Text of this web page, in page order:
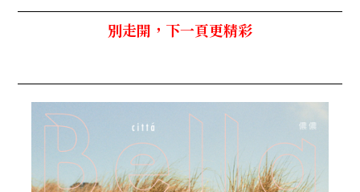
別走開，下一頁更精彩